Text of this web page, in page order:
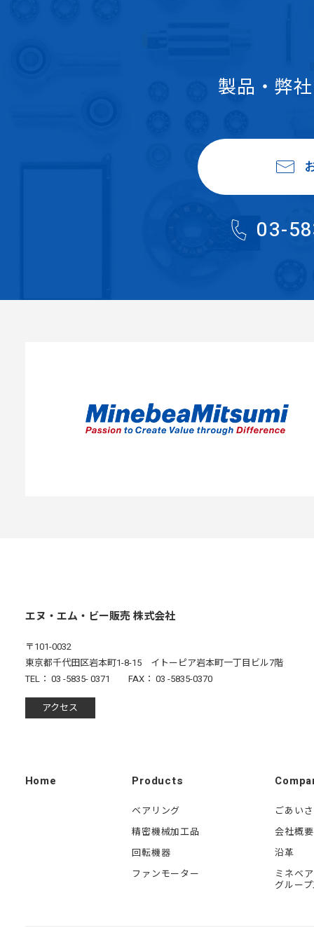
製品・弊
03-
エヌ・エム・ビー販売 株式会社
〒101-0032
東京都千代田区岩本町1-8-15 イトーピア岩本町一丁目ビル7階
TEL： 03 -5835- 0371 FAX： 03 -5835-0370
アクセス
Home Products
ベアリング
精密機械加工品
回転機器
ファンモーター
ごあい
会社概要
沿革
ミネベ
グルー